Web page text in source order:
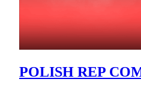
POLISH REP